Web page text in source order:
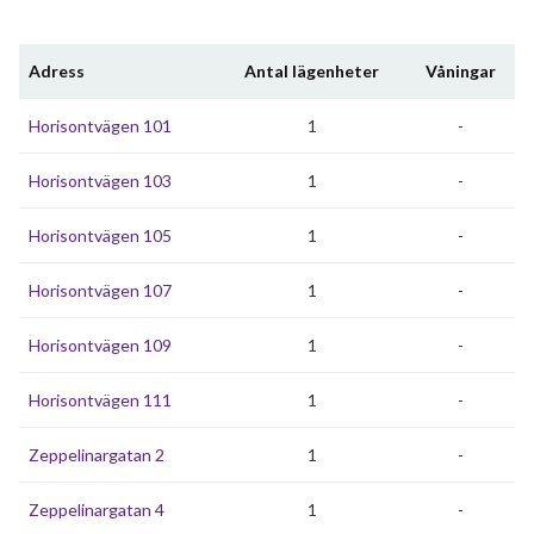
Adress Antal lägenheter Våningar
Horisontvägen 101 1 -
Horisontvägen 103 1 -
Horisontvägen 105 1 -
Horisontvägen 107 1 -
Horisontvägen 109 1 -
Horisontvägen 111 1 -
Zeppelinargatan 2 1 -
Zeppelinargatan 4 1 -